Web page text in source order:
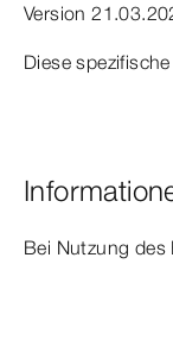
Version
Diese
Bei Nutzung des